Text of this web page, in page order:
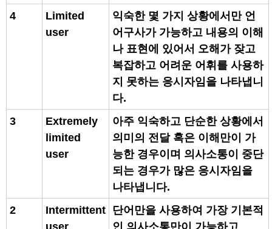
4
Limited
user
익숙한 몇 가지 상황에서만 언
어구사가 가능하고 내용의 이해
나 표현에 있어서 오해가 잦고
복잡하고 어려운 어휘를 사용하
지 못하는 응시자임을 나타냅니
다.
3
Extremely
limited
user
아주 익숙하고 단순한 상황에서
의미의 전달 혹은 이해만이 가
능한 경우이며 의사소통이 중단
되는 경우가 많은 응시자임을
나타냅니다.
2
Intermittent 단어만을 사용하여 가장 기본적